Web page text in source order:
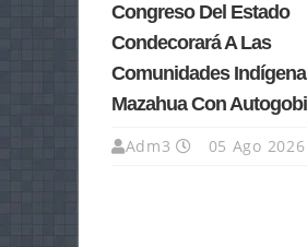
Congreso Del Estado
Condecorará A Las
Comunidades
Mazahua Con
Adm3 05 Ago 2026